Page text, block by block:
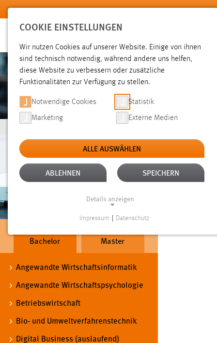
Zum Hauptinhalt springen
Bachelor Master
Angewandte Wirtschaftsinformatik
Angewandte Wirtschaftspsychologie
Betriebswirtschaft
Bio- und Umweltverfahrenstechnik
Digital Business (auslaufend)
COOKIE EINSTELLUNGEN
Wir nutzen Cookies auf unserer Website. Einige von ihnen
sind technisch notwendig, während andere uns helfen,
diese Website zu verbessern oder zusätzliche
Funktionalitäten zur Verfügung zu stellen.
Notwendige Cookies Statistik
Marketing Externe Medien
ALLE AUSWÄHLEN
ABLEHNEN SPEICHERN
Details anzeigen
Notwendige Cookies ermöglichen grundlegende
Funktionen und sind für die einwandfreie Funktion der
Website erforderlich.
Einverständnis
Name:
Zweck:
ausgewählten Einverständnis-Optionen
Impressum Datenschutz